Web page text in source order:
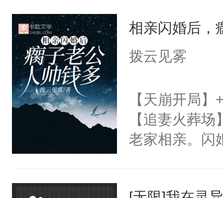
相亲闪婚后，
拨云见雾
【天崩开局
【追妻火葬
老家相亲。闪